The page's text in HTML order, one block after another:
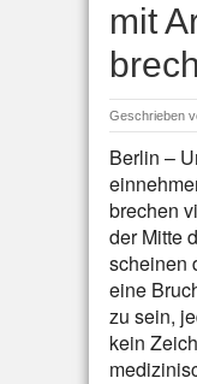
mit
Geschrieben
Berlin –
brechen
der Mitte
scheinen
eine
zu sein,
kein